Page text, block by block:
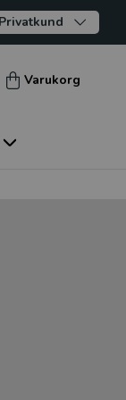
Privatkund
Varukorg